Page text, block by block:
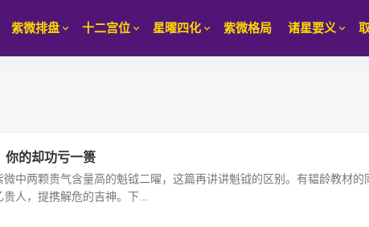
紫微排盘 十二宫位 星曜四化 紫微格局 诸星要义
你的却功亏一篑
中两颗贵气含量高的魁钺二曜，这篇再讲讲魁钺的区别。有韫龄教材的
人，提携解危的吉神。下...